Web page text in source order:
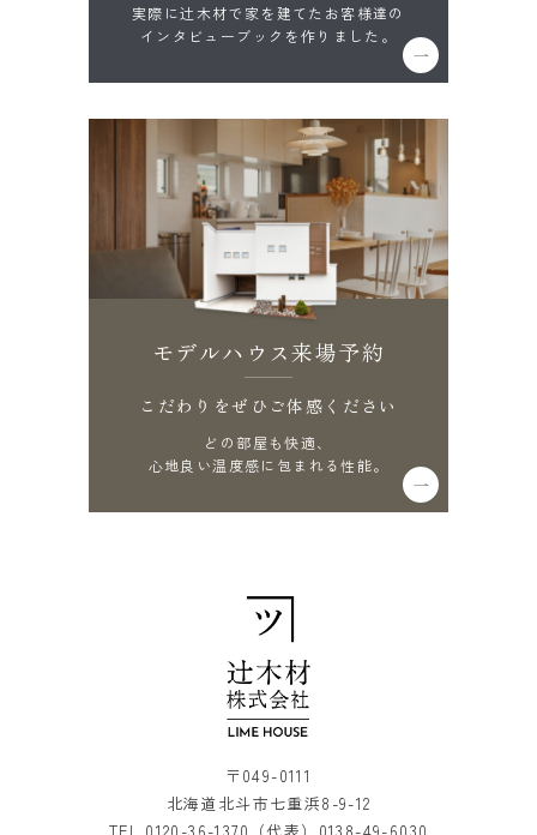
実際に辻木材で家を建てたお客様達の
インタビューブックを作りました。
モデルハウス来場予約
こだわりをぜひご体感ください
どの部屋も快適、
心地良い温度感に包まれる性能。
〒049-0111
北海道北斗市七重浜8-9-12